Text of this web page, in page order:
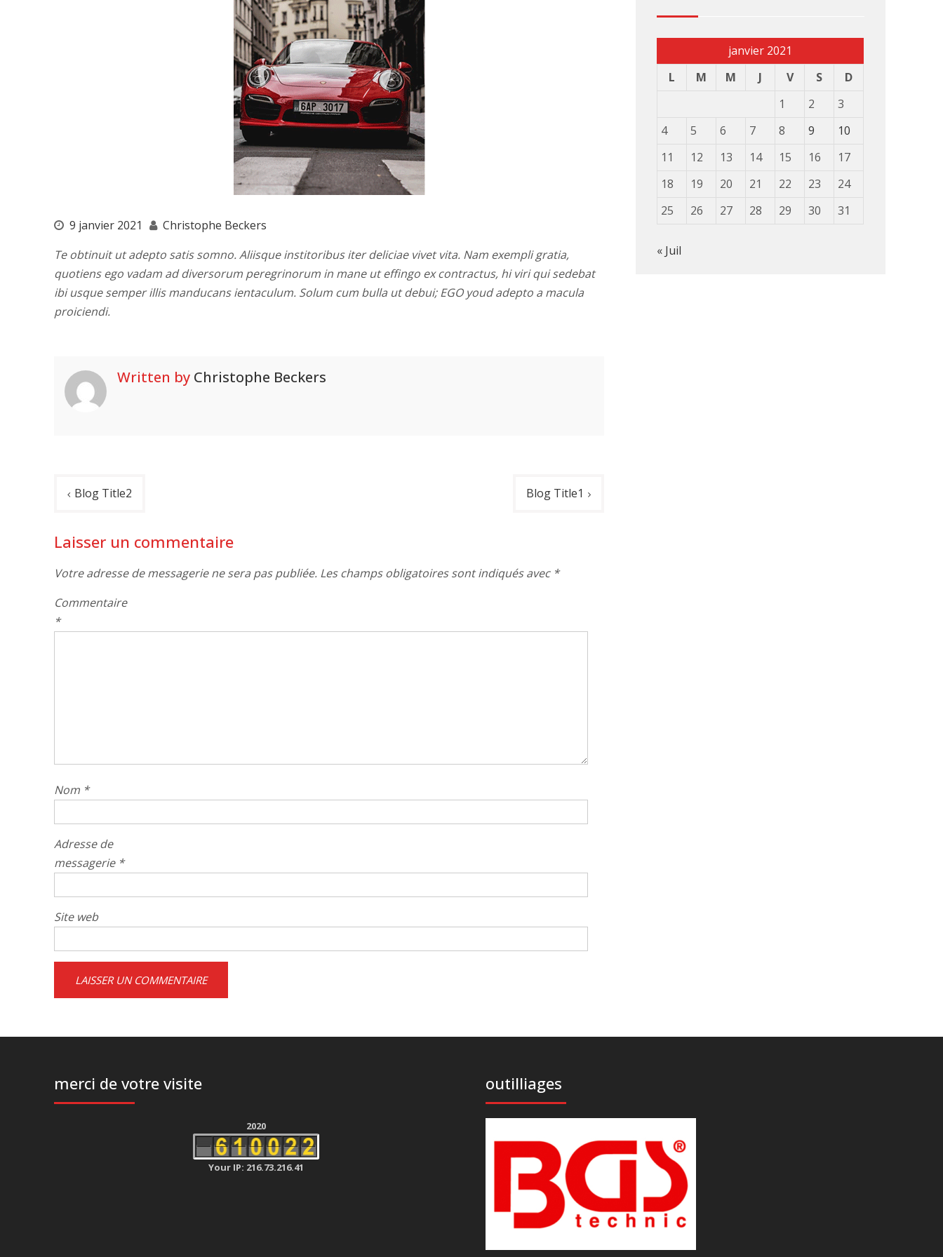
9 janvier 2021
Christophe Beckers
Te obtinuit ut adepto satis somno. Aliisque institoribus iter deliciae vivet vita. Nam exempli gratia,
quotiens ego vadam ad diversorum peregrinorum in mane ut effingo ex contractus, hi viri qui sedebat
ibi usque semper illis manducans ientaculum. Solum cum bulla ut debui; EGO youd adepto a macula
proiciendi.
Written by Christophe Beckers
Navigation
l’article
Blog Title2 Blog Title1
Laisser un commentaire
Votre adresse de messagerie ne sera pas publiée. Les champs obligatoires sont indiqués avec *
Commentaire
*
Nom *
Adresse de
messagerie *
Site web
janvier 2021
L
M M J V S
D
1
2
3
4
5 6 7 8 9
10
11
12 13 14 15 16
17
18
19 20 21 22 23
24
25
26 27 28 29 30 31
« Juil
merci de votre visite
2020
Your IP: 216.73.216.41
outilliages